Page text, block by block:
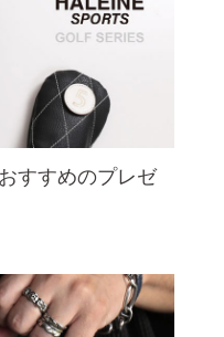
すすめのプレゼ